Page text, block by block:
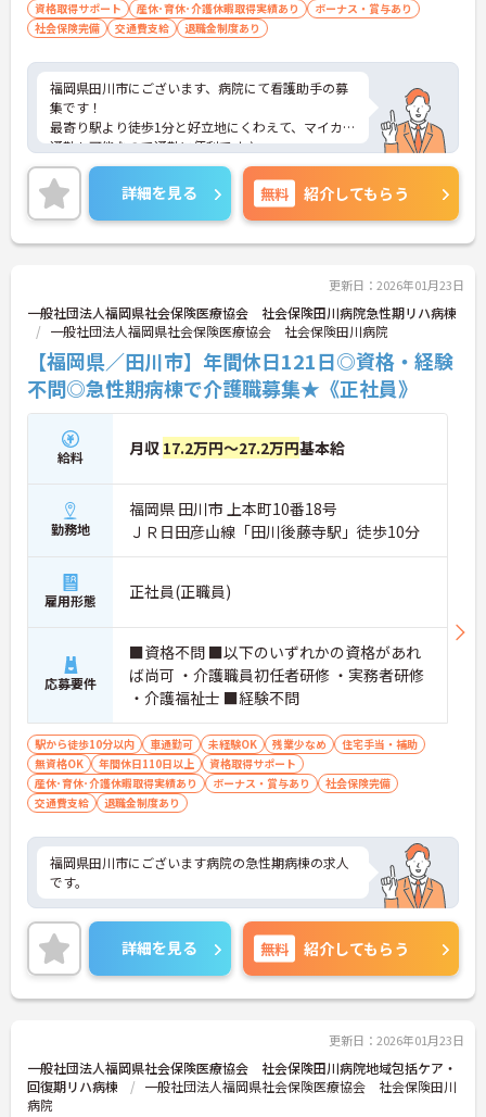
資格取得サポート 産休･育休･介護休暇取得実績あり
ボーナス・賞与あり
社会保険完備
交通費支給 退職金制度あり
福岡県田川市にございます、病院にて看護助手の募
集です！
最寄り駅より徒歩1分と好立地にくわえて、マイカー
通勤も可能なので通勤に便利です♪
その他福利厚生も整っておりますので安心して就業
していただけます★
ご興味のある方は、マイナビ介護職までお問い合わ
せください。
詳細を見る 無料 紹介してもらう
更新日：2026年01月23日
一般社団法人福岡県社会保険医療協会 社会保険田川病院急性期リハ病棟
一般社団法人福岡県社会保険医療協会 社会保険田川病院
【福岡県／田川市】年間休日121日◎資格・経験
不問◎急性期病棟で介護職募集★《正社員》
給料 月収 17.2万円～27.2万円基本給
勤務地
福岡県 田川市 上本町10番18号
ＪＲ日田彦山線「田川後藤寺駅」徒歩10分
雇用形態 正社員(正職員)
応募要件
■資格不問 ■以下のいずれかの資格があれ
ば尚可 ・介護職員初任者研修 ・実務者研修
・介護福祉士 ■経験不問
駅から徒歩10分以内 車通勤可 未経験OK 残業少なめ
住宅手当・補助
無資格OK
年間休日110日以上
資格取得サポート
産休･育休･介護休暇取得実績あり
ボーナス・賞与あり
社会保険完備
交通費支給
退職金制度あり
福岡県田川市にございます病院の急性期病棟の求人
です。
詳細を見る 無料 紹介してもらう
更新日：2026年01月23日
一般社団法人福岡県社会保険医療協会 社会保険田川病院地域包括ケア・
回復期リハ病棟
一般社団法人福岡県社会保険医療協会 社会保険田川
病院